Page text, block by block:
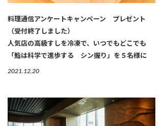
料理通信アンケートキャンペーン プレゼント
（受付終了しました）
人気店の高級すしを冷凍で、いつでもどこでも
「鮨は科学で進歩する シン握り」を５名様に
2021.12.20